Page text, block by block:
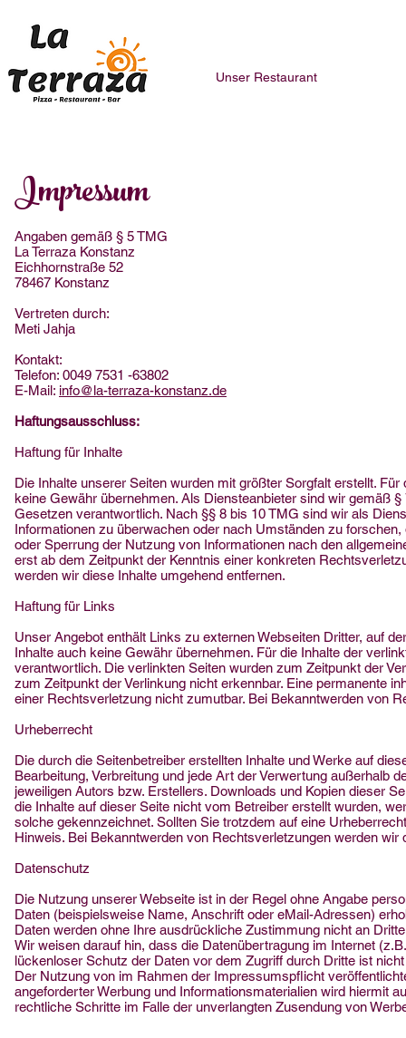
Unser Restaurant
Impressum
Angaben gemäß § 5 TMG
La Terraza Konstanz
Eichhornstraße 52
78467 Konstanz
Vertreten durch:
Meti Jahja
Kontakt:
Telefon: 0049 7531 -63802
E-Mail: info@la-terraza-konstanz.de
Haftungsausschluss:
Haftung für Inhalte
Die Inhalte unserer Seiten wurden mit größter Sorgfalt erstellt.
keine Gewähr übernehmen. Als Diensteanbieter sind wir gemäß
Gesetzen verantwortlich. Nach §§ 8 bis 10 TMG sind wir als
Informationen zu überwachen oder nach Umständen zu
oder Sperrung der Nutzung von Informationen nach den
erst ab dem Zeitpunkt der Kenntnis einer konkreten
werden wir diese Inhalte umgehend entfernen.
Haftung für Links
Unser Angebot enthält Links zu externen Webseiten Dritter, auf
Inhalte auch keine Gewähr übernehmen. Für die Inhalte der
verantwortlich. Die verlinkten Seiten wurden zum Zeitpunkt der
zum Zeitpunkt der Verlinkung nicht erkennbar. Eine permanente
einer Rechtsverletzung nicht zumutbar. Bei Bekanntwerden von
Urheberrecht
Die durch die Seitenbetreiber erstellten Inhalte und Werke auf
Bearbeitung, Verbreitung und jede Art der Verwertung außerhalb
jeweiligen Autors bzw. Erstellers. Downloads und Kopien dieser
die Inhalte auf dieser Seite nicht vom Betreiber erstellt wurden,
solche gekennzeichnet. Sollten Sie trotzdem auf eine
Hinweis. Bei Bekanntwerden von Rechtsverletzungen werden wir
Datenschutz
Die Nutzung unserer Webseite ist in der Regel ohne Angabe
Daten (beispielsweise Name, Anschrift oder eMail-Adressen)
Daten werden ohne Ihre ausdrückliche Zustimmung nicht an
Wir weisen darauf hin, dass die Datenübertragung im Internet
lückenloser Schutz der Daten vor dem Zugriff durch Dritte ist
Der Nutzung von im Rahmen der Impressumspflicht
angeforderter Werbung und Informationsmaterialien wird hiermit
rechtliche Schritte im Falle der unverlangten Zusendung von